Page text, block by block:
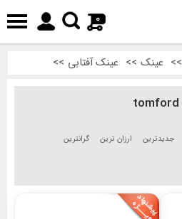
0
>> عینک >> عینک آفتابی >>
جدیدترین ارزان ترین گرانترین